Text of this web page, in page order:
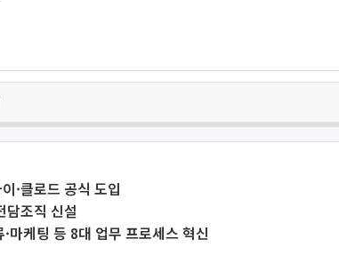
·클로드 공식 도입
담조직 신설
·마케팅 등 8대 업무 프로세스 혁신